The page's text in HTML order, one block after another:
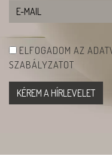
ELFOGADOM AZ
SZABÁLYZATOT